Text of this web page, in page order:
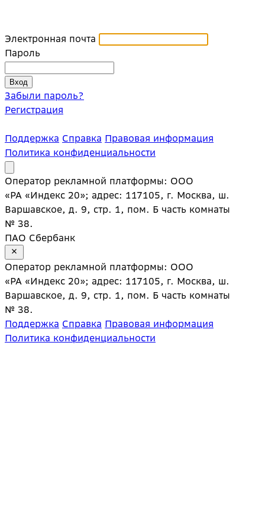
Электронная почта
Пароль
Забыли пароль?
Регистрация
Поддержка Справка Правовая информация
Политика конфиденциальности
Оператор рекламной платформы: ООО
«РА «Индекс 20»; адрес: 117105, г. Москва, ш.
Варшавское, д. 9, стр. 1, пом. Б часть комнаты
№ 38.
ПАО Сбербанк
Оператор рекламной платформы: ООО
«РА «Индекс 20»; адрес: 117105, г. Москва, ш.
Варшавское, д. 9, стр. 1, пом. Б часть комнаты
№ 38.
Поддержка Справка Правовая информация
Политика конфиденциальности